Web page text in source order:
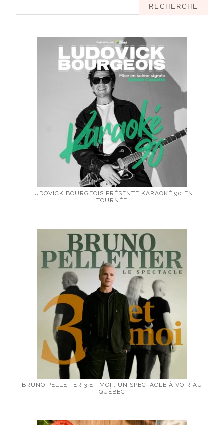
RECHERCHE
LUDOVICK BOURGEOIS PRÉSENTE KARAOKÉ 90 EN
TOURNÉE
BRUNO PELLETIER 3 ET MOI : UN SPECTACLE À VOIR AU
QUÉBEC